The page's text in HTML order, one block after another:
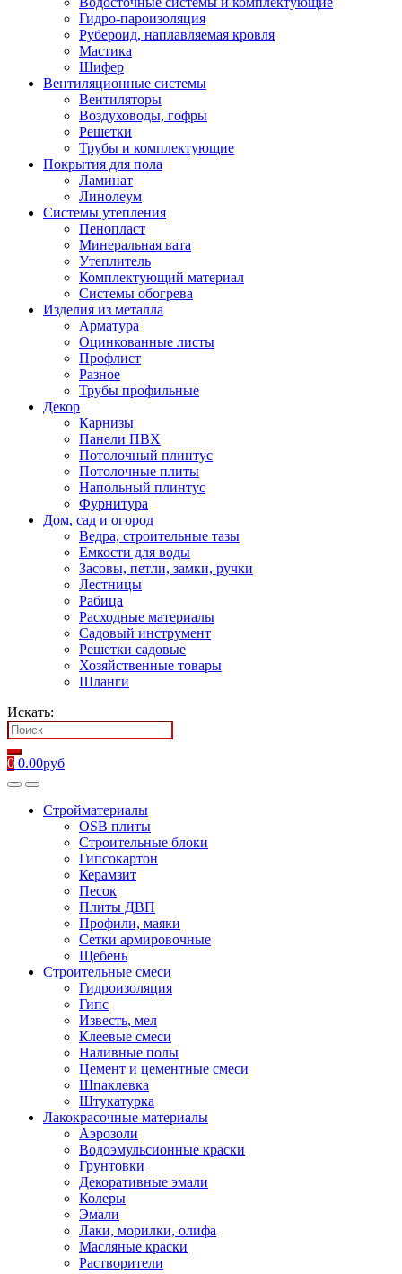
Гидро-пароизоляция
Рубероид, наплавляемая кровля
Мастика
Шифер
Вентиляционные системы
Вентиляторы
Воздуховоды, гофры
Решетки
Трубы и комплектующие
Покрытия для пола
Ламинат
Линолеум
Системы утепления
Пенопласт
Минеральная вата
Утеплитель
Комплектующий материал
Системы обогрева
Изделия из металла
Арматура
Оцинкованные листы
Профлист
Разное
Трубы профильные
Декор
Карнизы
Панели ПВХ
Потолочный плинтус
Потолочные плиты
Напольный плинтус
Фурнитура
Дом, сад и огород
Ведра, строительные тазы
Емкости для воды
Засовы, петли, замки, ручки
Лестницы
Рабица
Расходные материалы
Садовый инструмент
Решетки садовые
Хозяйственные товары
Шланги
Искать:
0 0.00руб
Стройматериалы
OSB плиты
Строительные блоки
Гипсокартон
Керамзит
Песок
Плиты ДВП
Профили, маяки
Сетки армировочные
Щебень
Строительные смеси
Гидроизоляция
Гипс
Известь, мел
Клеевые смеси
Наливные полы
Цемент и цементные смеси
Шпаклевка
Штукатурка
Лакокрасочные материалы
Аэрозоли
Водоэмульсионные краски
Грунтовки
Декоративные эмали
Колеры
Эмали
Лаки, морилки, олифа
Масляные краски
Растворители